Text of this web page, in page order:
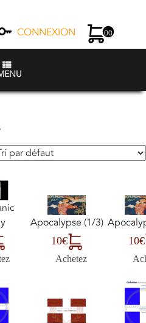
CONNEXION 00
Apocalypse (1/3)
10€
Achetez
10€